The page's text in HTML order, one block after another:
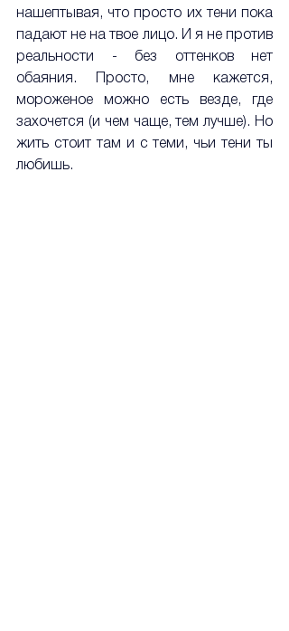
нашептывая, что просто их тени пока
падают не на твое лицо. И я не против
реальности - без оттенков нет
обаяния. Просто, мне кажется,
мороженое можно есть везде, где
захочется (и чем чаще, тем лучше). Но
жить стоит там и с теми, чьи тени ты
любишь.